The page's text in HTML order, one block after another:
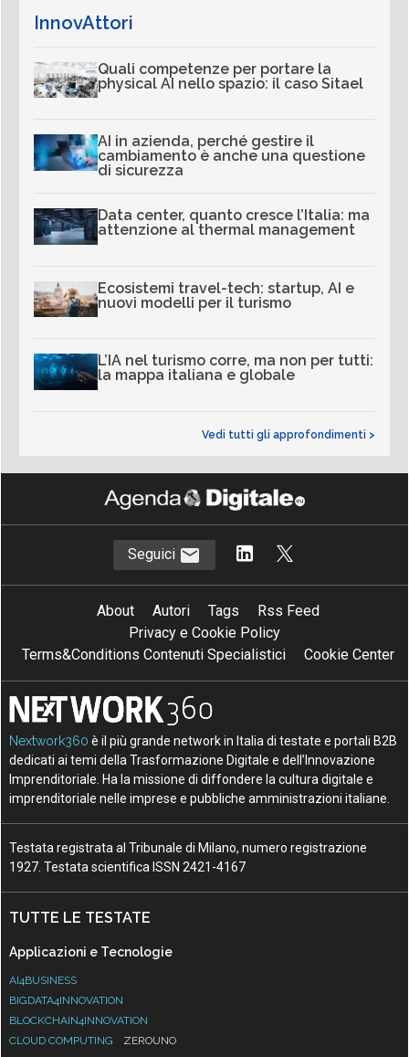
InnovAttori
Quali competenze per portare la
physical AI nello spazio: il caso Sitael
AI in azienda, perché gestire il
cambiamento è anche una questione
di sicurezza
Data center, quanto cresce l’Italia: ma
attenzione al thermal management
Ecosistemi travel-tech: startup, AI e
nuovi modelli per il turismo
L’IA nel turismo corre, ma non per tutti:
la mappa italiana e globale
Vedi tutti gli approfondimenti >
Seguici
About Autori Tags
Rss Feed
Privacy e Cookie Policy
Terms&Conditions Contenuti Specialistici
Cookie Center
Nextwork360 è il più grande network in Italia di testate e portali B2B
dedicati ai temi della Trasformazione Digitale e dell’Innovazione
Imprenditoriale. Ha la missione di diffondere la cultura digitale e
imprenditoriale nelle imprese e pubbliche amministrazioni italiane.
Testata registrata al Tribunale di Milano, numero registrazione
1927. Testata scientifica ISSN 2421-4167
TUTTE LE TESTATE
Applicazioni e Tecnologie
AI4BUSINESS
BIGDATA4INNOVATION
BLOCKCHAIN4INNOVATION
CLOUD COMPUTING
ZEROUNO